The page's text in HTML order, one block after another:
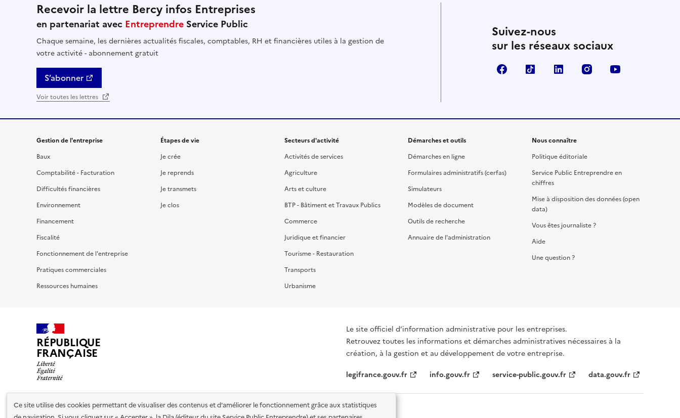
Ce site utilise des cookies permettant de visualiser des contenus et d'améliorer le fonctionnement grâce aux statistiques
Recevoir la lettre Bercy infos Entreprises
en partenariat avec Entreprendre Service Public
Chaque semaine, les dernières actualités fiscales, comptables, RH et financières utiles à la gestion de
votre activité - abonnement gratuit
S’abonner
Voir toutes les lettres
Suivez-nous
sur les réseaux sociaux
FacebookTikTok Linkedin Instagram
Gestion de l'entreprise
Baux
Comptabilité - Facturation
Difficultés financières
Environnement
Financement
Fiscalité
Fonctionnement de l'entreprise
Pratiques commerciales
Ressources humaines
Étapes de vie
Je crée
Je reprends
Je transmets
Je clos
Secteurs d'activité
Activités de services
Agriculture
Arts et culture
BTP - Bâtiment et Travaux Publics
Commerce
Juridique et financier
Tourisme - Restauration
Transports
Urbanisme
Démarches et outils
Démarches en ligne
Formulaires administratifs (cerfas)
Simulateurs
Modèles de document
Outils de recherche
Annuaire de l'administration
Nous connaître
Politique éditoriale
Service Public Entreprendre en
chiffres
Mise à disposition des données (open
data)
Vous êtes journaliste ?
Aide
Une question ?
RÉPUBLIQUE
FRANÇAISE
Le site officiel d’information administrative pour les entreprises.
Retrouvez toutes les informations et démarches administratives nécessaires à la
création, à la gestion et au développement de votre entreprise.
legifrance.gouv.fr
info.gouv.fr service-public.gouv.fr data.gouv.fr
Nos partenaires